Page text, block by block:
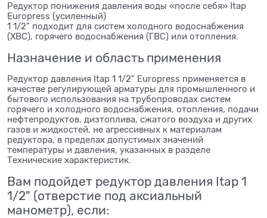
Редуктор понижения давления воды «после себя» Itap
Europress (усиленный)
1 1/2" подходит для систем холодного водоснабжения
(ХВС), горячего водоснабжения (ГВС) или отопления.
Назначение и область применения
Редуктор давления Itap 1 1/2" Europress применяется в
качестве регулирующей арматуры для промышленного и
бытового использования на трубопроводах систем
горячего и холодного водоснабжения, отопления, подачи
нефтепродуктов, дизтоплива, сжатого воздуха и других
газов и жидкостей, не агрессивных к материалам
редуктора, в пределах допустимых значений
температуры и давления, указанных в разделе
Технические характеристик.
Вам подойдет редуктор давления Itap 1
1/2" (отверстие под аксиальный
манометр), если: